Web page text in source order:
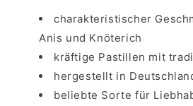
charakteristischer
Anis und Knöterich
kräftige Pastillen mit
hergestellt in
beliebte Sorte für